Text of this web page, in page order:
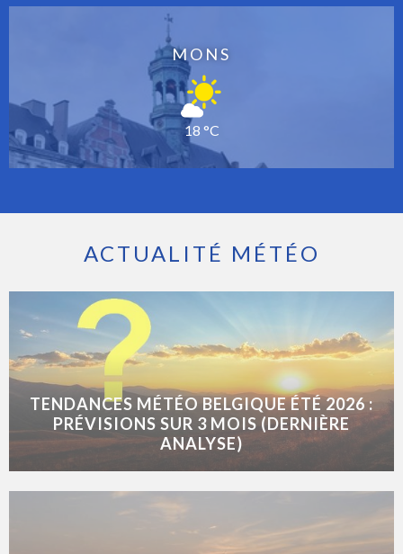
MONS
18 °C
ACTUALITÉ MÉTÉO
TENDANCES MÉTÉO BELGIQUE ÉTÉ 2026 :
PRÉVISIONS SUR 3 MOIS (DERNIÈRE
ANALYSE)